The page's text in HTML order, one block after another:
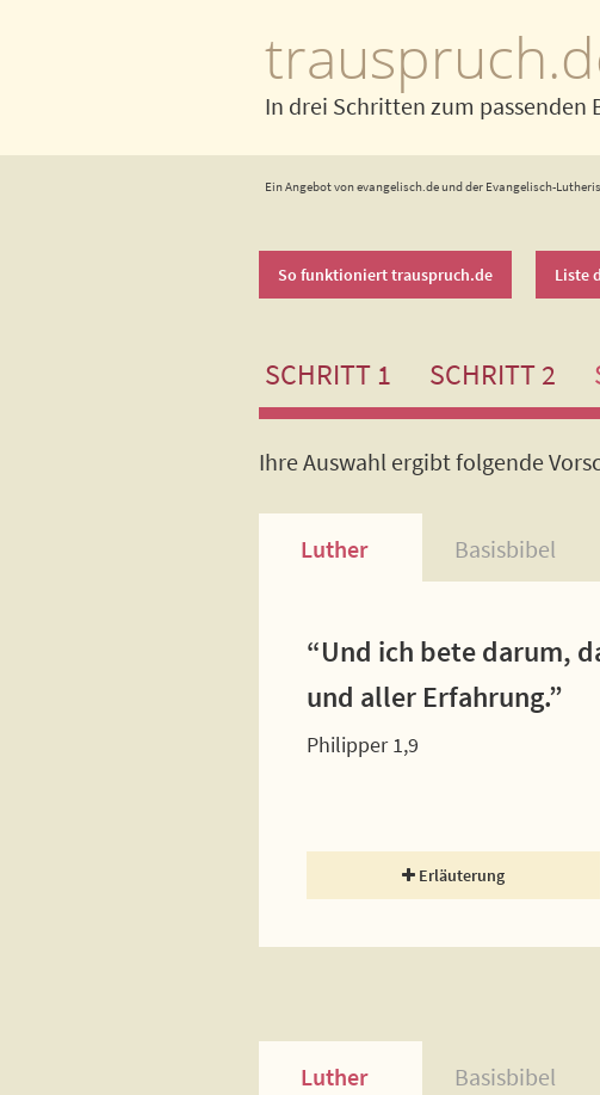
In drei Schritten zum passenden
Ein Angebot von evangelisch.de und der Evangelisch-
So funktioniert trauspruch.de Liste
SCHRITT 1 SCHRITT 2
Ihre Auswahl ergibt folgende
Luther Basisbibel
“Und ich bete darum,
und aller Erfahrung.”
Philipper 1,9
Erläuterung
Luther Basisbibel